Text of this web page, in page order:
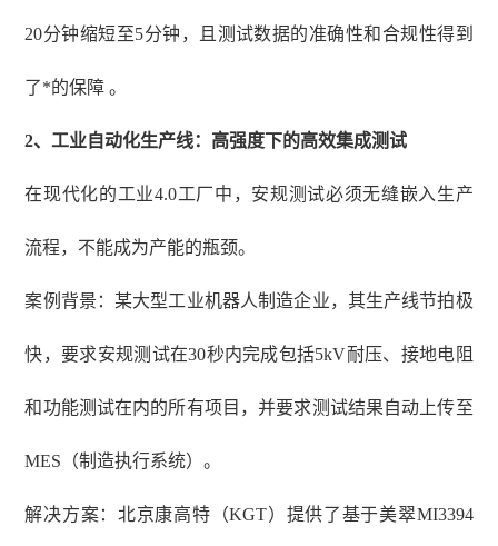
20分钟缩短至5分钟，且测试数据的准确性和合规性得到
了*的保障 。
2、 工业自动化生产线：高强度下的高效集成测试
在现代化的工业4.0工厂中，安规测试必须无缝嵌入生产
流程，不能成为产能的瓶颈。
案例背景：某大型工业机器人制造企业，其生产线节拍极
快，要求安规测试在30秒内完成包括5kV耐压、接地电阻
和功能测试在内的所有项目，并要求测试结果自动上传至
MES（制造执行系统）。
解决方案：北京康高特（KGT）提供了基于美翠MI3394